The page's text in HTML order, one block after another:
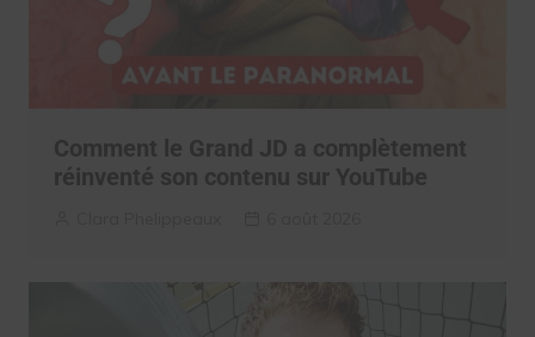
Comment le Grand JD a complètement
réinventé son contenu sur YouTube